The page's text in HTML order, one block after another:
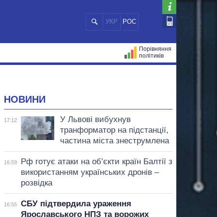
УКР РОС
Порівняння
політиків
НОВИНИ
17:12
У Львові вибухнув
транформатор на підстанції,
частина міста знеструмлена
16:59
Рф готує атаки на об’єкти країн Балтії з
використанням українських дронів –
розвідка
16:55
СБУ підтвердила ураження
Ярославського НПЗ та ворожих